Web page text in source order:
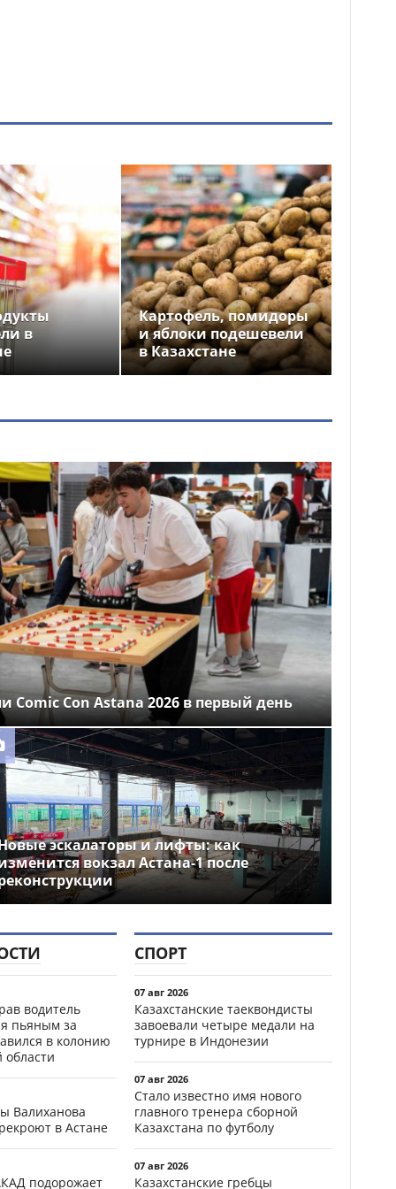
в
Картофель, помидоры
и яблоки подешевели
в Казахстане
Comic Con Astana 2026 в первый день
эскалаторы и лифты: как
вокзал Астана-1 после
водитель
пьяным за
в колонию
области
Валиханова
в Астане
подорожает
СПОРТ
07 авг 2026
Казахстанские таеквондисты
завоевали четыре медали на
турнире в Индонезии
07 авг 2026
Стало известно имя нового
главного тренера сборной
Казахстана по футболу
07 авг 2026
Казахстанские гребцы